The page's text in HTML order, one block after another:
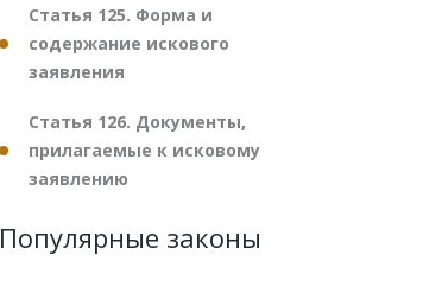
Статья 125. Форма и
содержание искового
заявления
Статья 126. Документы,
прилагаемые к исковому
заявлению
Популярные законы